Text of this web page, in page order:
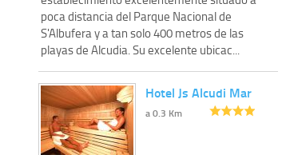
poca distancia del Parque Nacional de
S'Albufera y a tan solo 400 metros de las
playas de Alcudia. Su excelente ubicac...
Hotel Js Alcudi Mar
a 0.3 Km